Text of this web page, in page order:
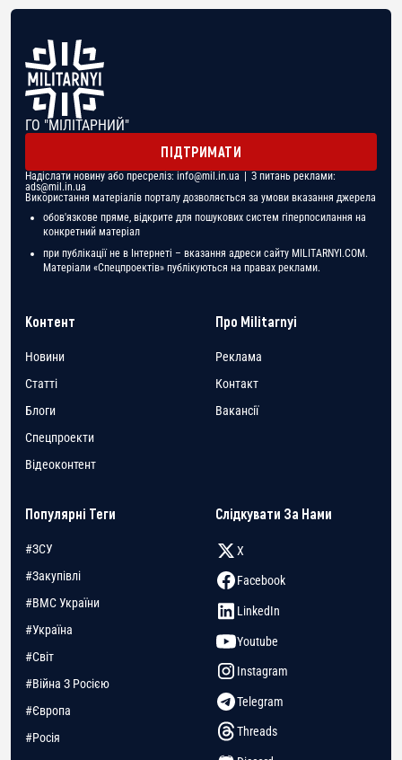
ГО "МІЛІТАРНИЙ"
ПІДТРИМАТИ
Надіслати новину або пресреліз: info@mil.in.ua | З питань реклами:
ads@mil.in.ua
Використання матеріалів порталу дозволяється за умови вказання джерела
обов'язкове пряме, відкрите для пошукових систем гіперпосилання на
конкретний матеріал
при публікації не в Інтернеті – вказання адреси сайту MILITARNYI.COM.
Матеріали «Спецпроектів» публікуються на правах реклами.
Контент
Новини
Статті
Блоги
Спецпроекти
Відеоконтент
Про Militarnyi
Реклама
Контакт
Вакансії
Популярні Теги
#ЗСУ
#Закупівлі
#ВМС України
#Україна
#Світ
#Війна З Росією
#Європа
#Росія
Слідкувати За Нами
X
Facebook
LinkedIn
Youtube
Instagram
Telegram
Threads